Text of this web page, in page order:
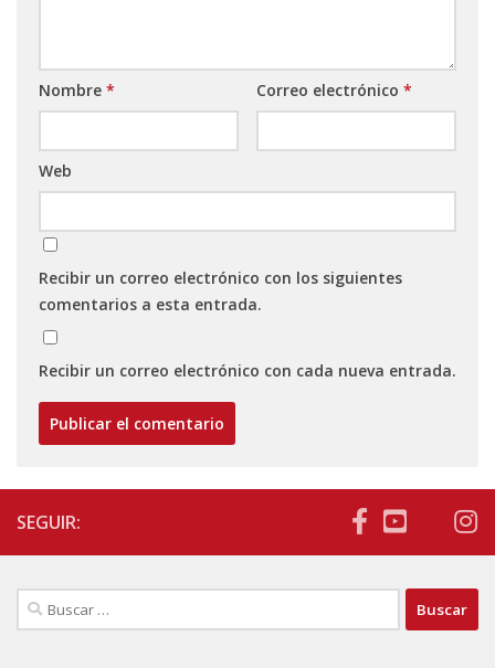
Nombre * Correo electrónico *
Web
Recibir un correo electrónico con los siguientes
comentarios a esta entrada.
Recibir un correo electrónico con cada nueva entrada.
SEGUIR:
Buscar: